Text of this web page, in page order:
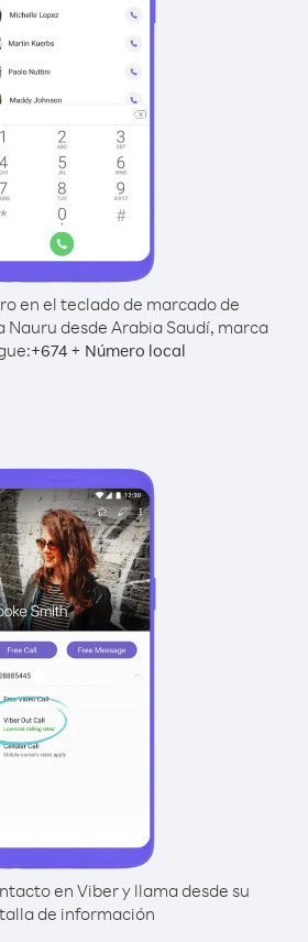
en el teclado de marcado de
Nauru desde Arabia Saudí, marca
+674 + Número local
en Viber y llama desde su
de información